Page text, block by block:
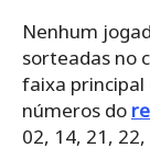
Nenhum
sorteadas no
faixa principal
números do
02, 14, 21, 22,